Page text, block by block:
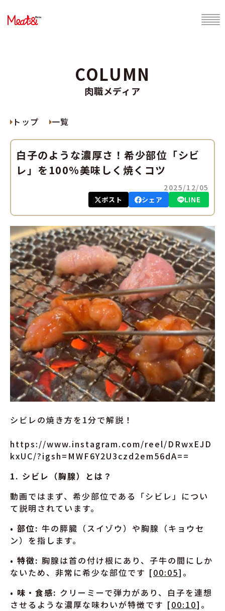
COLUMN
肉職メディア
トップ 一覧
白子のような濃厚さ！希少部位「シビ
レ」を100%美味しく焼くコツ
2025/12/05
ポスト シェア LINE
シビレの焼き方を1分で解説！
https://www.instagram.com/reel/DRwxEJD
kxUC/?igsh=MWF6Y2U3czd2em56dA==
1. シビレ（胸腺）とは？
動画ではまず、希少部位である「シビレ」につい
て説明されています。
• 部位: 牛の膵臓（スイゾウ）や胸腺（キョウセ
ン）を指します。
• 特徴: 胸腺は首の付け根にあり、子牛の間にしか
ないため、非常に希少な部位です [00:05]。
• 味・食感: クリーミーで弾力があり、白子を連想
させるような濃厚な味わいが特徴です [00:10]。